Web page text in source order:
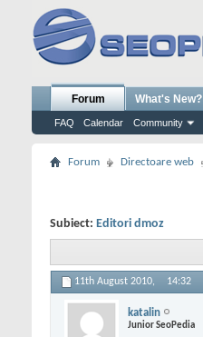
Forum
FAQ Calendar Community
What's New?
Forum Directoare web
Subiect: Editori dmoz
11th August 2010, 14:32
katalin
Junior SeoPedia